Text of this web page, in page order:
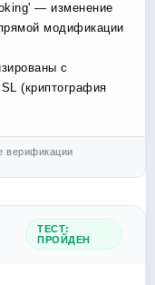
— изменение
модификации
с
(криптография
верификации
ТЕСТ:
ПРОЙДЕН